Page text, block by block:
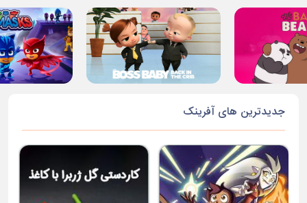
جدیدترین های آفرینک